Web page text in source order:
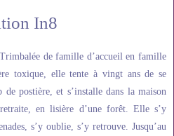
In8
de famille d’accueil en famille
toxique, elle tente à vingt ans de se
postière, et s’installe dans la maison
en lisière d’une forêt. Elle s’y
s’y oublie, s’y retrouve. Jusqu’au